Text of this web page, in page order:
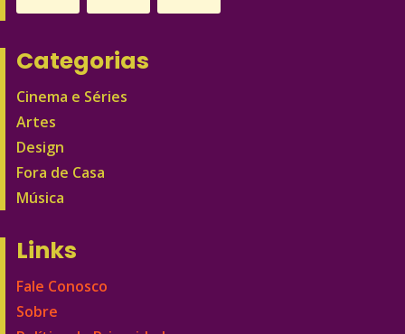
Categorias
Cinema e Séries
Artes
Design
Fora de Casa
Música
Links
Fale Conosco
Sobre